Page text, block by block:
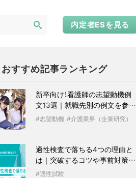
内定者ESを見る
おすすめ記事ランキング
新卒向け！看護師の志望動機例
文13選｜就職先別の例文を参考
に志望動機 介護業界（企業研究）
適性検査で落ちる4つの理由と
は｜突破するコツや事前対策も
紹介
適性試験